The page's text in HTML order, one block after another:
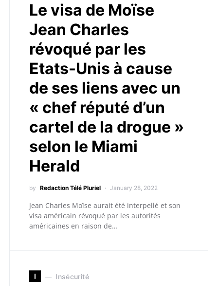
Le visa de Moïse
Jean Charles
révoqué par les
Etats-Unis à cause
de ses liens avec un
« chef réputé d’un
cartel de la drogue »
selon le Miami
Herald
by Redaction Télé Pluriel January 28, 2022
Jean Charles Moïse aurait été interpellé et son
visa américain révoqué par les autorités
américaines en raison de…
I Insécurité